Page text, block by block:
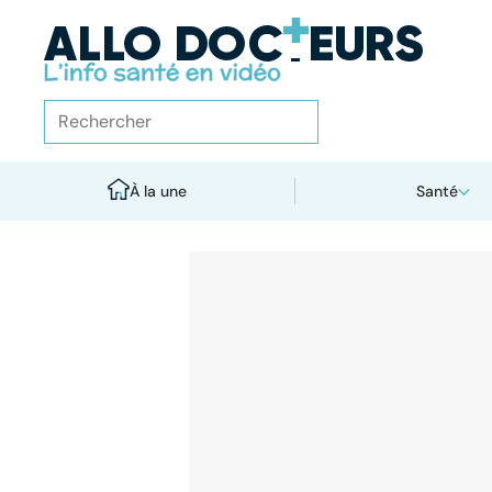
À la une Santé